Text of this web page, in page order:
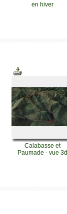
en hiver
Calabasse et
Paumade - vue 3d